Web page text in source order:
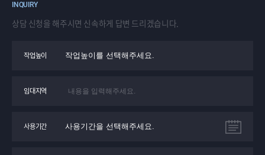
INQUIRY
상담 신청을 해주시면 신속하게 답변 드리겠습니다.
작업높이
임대지역
사용기간